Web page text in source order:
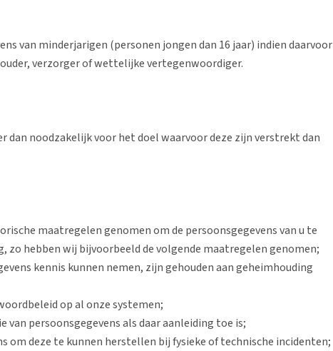
van minderjarigen (personen jongen dan 16 jaar) indien daarvoor
verzorger of wettelijke vertegenwoordiger.
dan noodzakelijk voor het doel waarvoor deze zijn verstrekt dan
maatregelen genomen om de persoonsgegevens van u te
hebben wij bijvoorbeeld de volgende maatregelen genomen;
kennis kunnen nemen, zijn gehouden aan geheimhouding
op al onze systemen;
van persoonsgegevens als daar aanleiding toe is;
om deze te kunnen herstellen bij fysieke of technische incidenten;